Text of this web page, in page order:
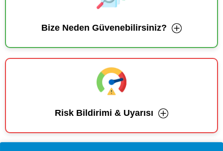
Bize Neden Güvenebilirsiniz?
Risk Bildirimi & Uyarısı